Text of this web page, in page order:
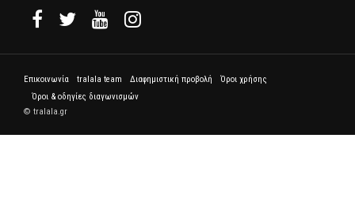
Επικοινωνία tralala team Διαφημιστική προβολή
Όροι χρήσης
Όροι & οδηγίες διαγωνισμών
© tralala.gr